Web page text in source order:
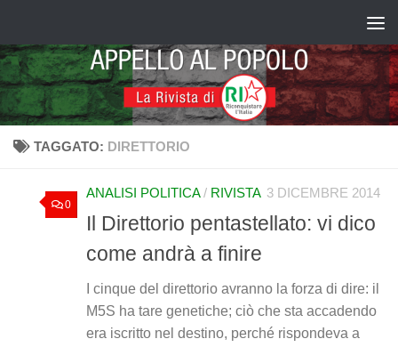
TAGGATO: DIRETTORIO
0
ANALISI POLITICA/ RIVISTA 3 DICEMBRE 2014
Il Direttorio pentastellato: vi dico
come andrà a finire
I cinque del direttorio avranno la forza di dire: il
M5S ha tare genetiche; ciò che sta accadendo
era iscritto nel destino, perché rispondeva a